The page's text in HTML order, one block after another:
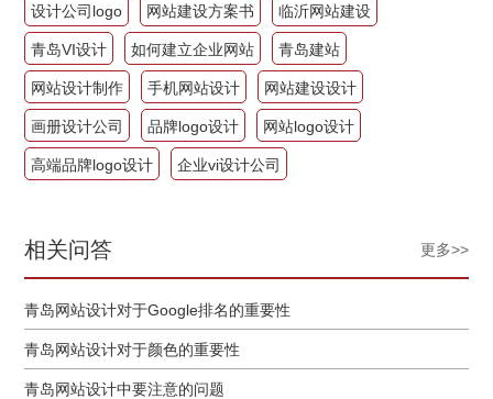
设计公司logo 网站建设方案书 临沂网站建设
青岛VI设计 如何建立企业网站 青岛建站
网站设计制作 手机网站设计 网站建设设计
画册设计公司 品牌logo设计 网站logo设计
高端品牌logo设计 企业vi设计公司
相关问答 更多>>
青岛网站设计对于Google排名的重要性
青岛网站设计对于颜色的重要性
青岛网站设计中要注意的问题